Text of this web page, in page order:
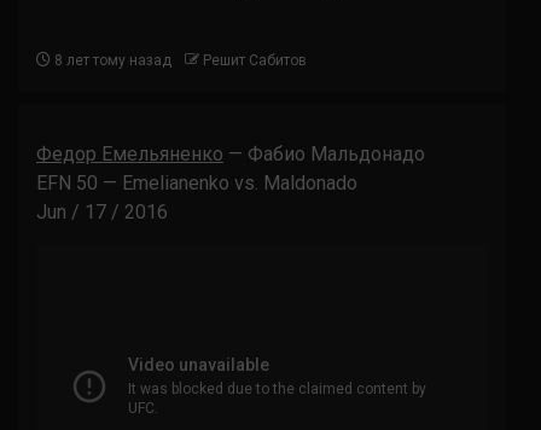
8 лет тому назад Решит Сабитов
Федор Емельяненко — Фабио Мальдонадо
EFN 50 — Emelianenko vs. Maldonado
Jun / 17 / 2016